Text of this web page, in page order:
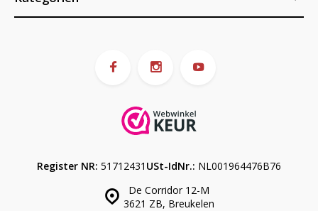
De Corridor 12-M
3621 ZB, Breukelen
Register NR: 51712431 USt-IdNr.: NL001964476B76